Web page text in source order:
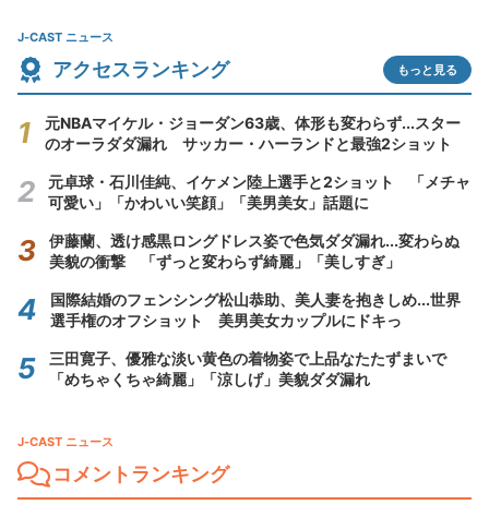
J-CAST ニュース
アクセスランキング もっと見る
元NBAマイケル・ジョーダン63歳、体形も変わらず...スター
のオーラダダ漏れ サッカー・ハーランドと最強2ショット
元卓球・石川佳純、イケメン陸上選手と2ショット 「メチャ
可愛い」「かわいい笑顔」「美男美女」話題に
伊藤蘭、透け感黒ロングドレス姿で色気ダダ漏れ...変わらぬ
美貌の衝撃 「ずっと変わらず綺麗」「美しすぎ」
国際結婚のフェンシング松山恭助、美人妻を抱きしめ...世界
選手権のオフショット 美男美女カップルにドキっ
三田寛子、優雅な淡い黄色の着物姿で上品なたたずまいで
「めちゃくちゃ綺麗」「涼しげ」美貌ダダ漏れ
J-CAST ニュース
コメントランキング